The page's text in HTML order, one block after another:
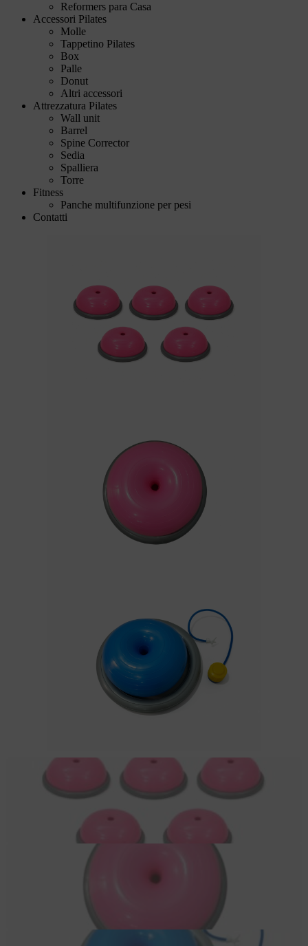
Reformers para Casa
Accessori Pilates
Molle
Tappetino Pilates
Box
Palle
Donut
Altri accessori
Attrezzatura Pilates
Wall unit
Barrel
Spine Corrector
Sedia
Spalliera
Torre
Fitness
Panche multifunzione per pesi
Contatti